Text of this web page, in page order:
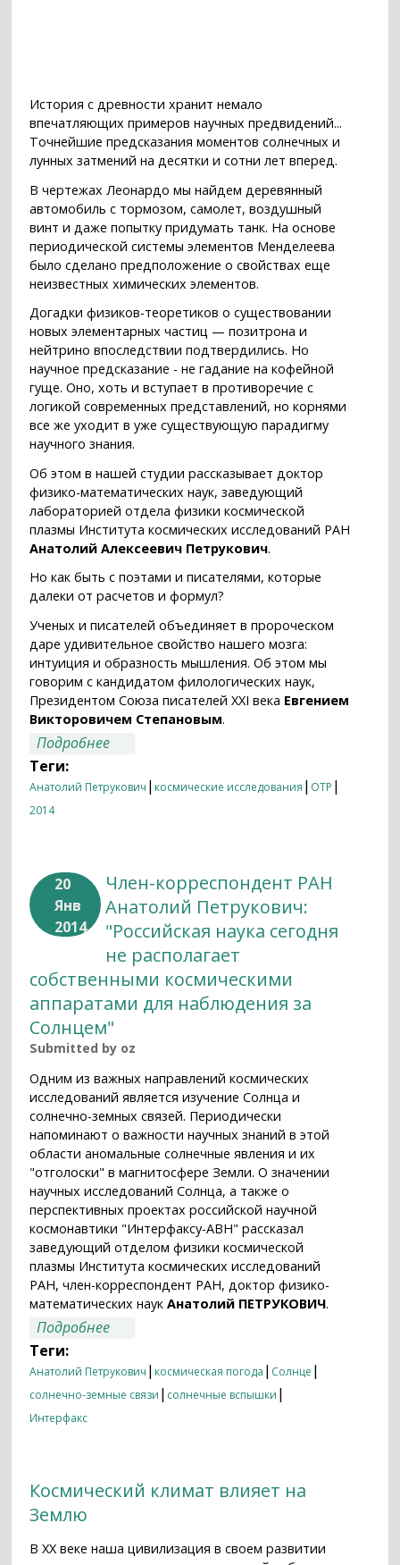
История с древности хранит немало
впечатляющих примеров научных предвидений...
Точнейшие предсказания моментов солнечных и
лунных затмений на десятки и сотни лет вперед.
В чертежах Леонардо мы найдем деревянный
автомобиль с тормозом, самолет, воздушный
винт и даже попытку придумать танк. На основе
периодической системы элементов Менделеева
было сделано предположение о свойствах еще
неизвестных химических элементов.
Догадки физиков-теоретиков о существовании
новых элементарных частиц — позитрона и
нейтрино впоследствии подтвердились. Но
научное предсказание - не гадание на кофейной
гуще. Оно, хоть и вступает в противоречие с
логикой современных представлений, но корнями
все же уходит в уже существующую парадигму
научного знания.
Об этом в нашей студии рассказывает доктор
физико-математических наук, заведующий
лабораторией отдела физики космической
плазмы Института космических исследований РАН
Анатолий Алексеевич Петрукович.
Но как быть с поэтами и писателями, которые
далеки от расчетов и формул?
Ученых и писателей объединяет в пророческом
даре удивительное свойство нашего мозга:
интуиция и образность мышления. Об этом мы
говорим с кандидатом филологических наук,
Президентом Союза писателей XXI века Евгением
Викторовичем Степановым.
Подробнее
Теги:
Анатолий Петрукович | космические исследования | ОТР |
2014
20
Янв
2014
Член-корреспондент РАН
Анатолий Петрукович:
"Российская наука сегодня
не располагает
собственными космическими
аппаратами для наблюдения за
Солнцем"
Submitted by oz
Одним из важных направлений космических
исследований является изучение Солнца и
солнечно-земных связей. Периодически
напоминают о важности научных знаний в этой
области аномальные солнечные явления и их
"отголоски" в магнитосфере Земли. О значении
научных исследований Солнца, а также о
перспективных проектах российской научной
космонавтики "Интерфаксу-АВН" рассказал
заведующий отделом физики космической
плазмы Института космических исследований
РАН, член-корреспондент РАН, доктор физико-
математических наукАнатолий ПЕТРУКОВИЧ.
Подробнее
не располагает собственными
космическими аппаратами для
наблюдения за Солнцем"
Теги:
Анатолий Петрукович | космическая погода | Солнце |
солнечно-земные связи | солнечные вспышки |
Интерфакс
Космический климат влияет на
Землю
В XX веке наша цивилизация в своем развитии